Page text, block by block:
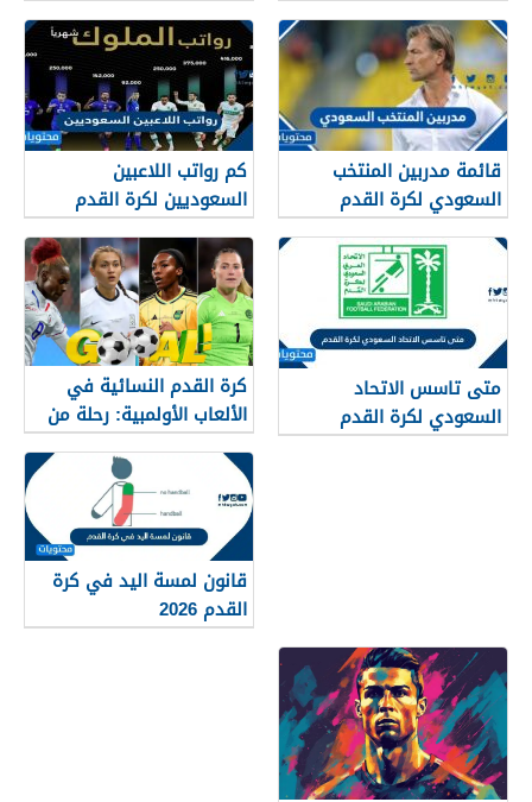
قائمة مدربين المنتخب
السعودي لكرة القدم
كم رواتب اللاعبين
السعوديين لكرة القدم
متى تاسس الاتحاد
السعودي لكرة القدم
كرة القدم النسائية في
الألعاب الأولمبية: رحلة من
الاستعراض إلى الرياضة
النخبوية
قانون لمسة اليد في كرة
القدم 2026